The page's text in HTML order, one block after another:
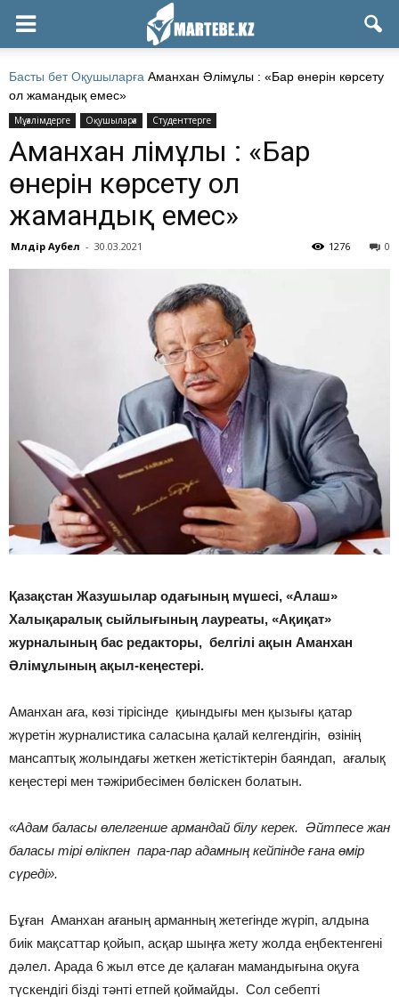
Басты бет Оқушыларға Аманхан Әлімұлы : «Бар өнерін көрсету
ол жамандық емес»
Мұғалімдерге Оқушыларға Студенттерге
Аманхан Әлімұлы : «Бар
өнерін көрсету ол
жамандық емес»
Мөлдір Аубел - 30.03.2021 0
1276
Қазақстан Жазушылар одағының мүшесі, «Алаш»
Халықаралық сыйлығының лауреаты, «Ақиқат»
журналының бас редакторы, белгілі ақын Аманхан
Әлімұлының ақыл-кеңестері.
Аманхан аға, көзі тірісінде қиындығы мен қызығы қатар
жүретін журналистика саласына қалай келгендігін, өзінің
мансаптық жолындағы жеткен жетістіктерін баяндап, ағалық
кеңестері мен тәжірибесімен бөліскен болатын.
«Адам баласы өлелгенше армандай білу керек. Әйтпесе жан
баласы тірі өлікпен пара-пар адамның кейпінде ғана өмір
сүреді».
Бұған Аманхан ағаның арманның жетегінде жүріп, алдына
биік мақсаттар қойып, асқар шыңға жету жолда еңбектенгені
дәлел. Арада 6 жыл өтсе де қалаған мамандығына оқуға
түскендігі бізді тәнті етпей қоймайды. Сол себепті